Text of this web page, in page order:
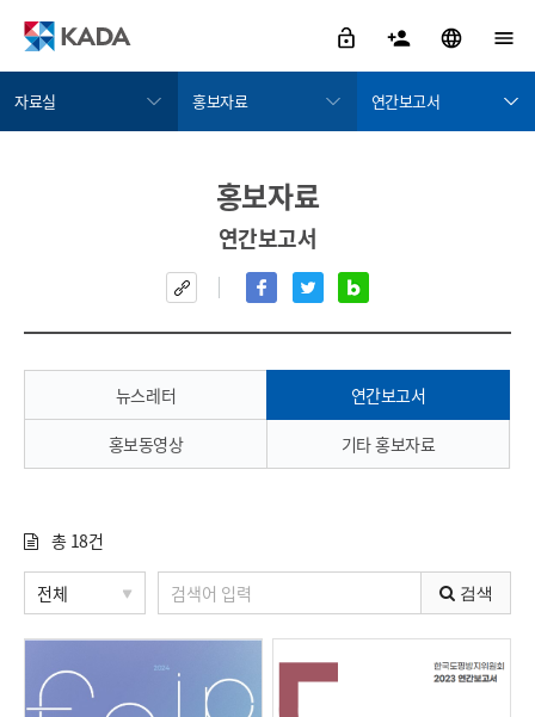
자료실 홍보자료 연간보고서
홍보자료
연간보고서
뉴스레터 연간보고서
홍보동영상 기타 홍보자료
총 18건
검색